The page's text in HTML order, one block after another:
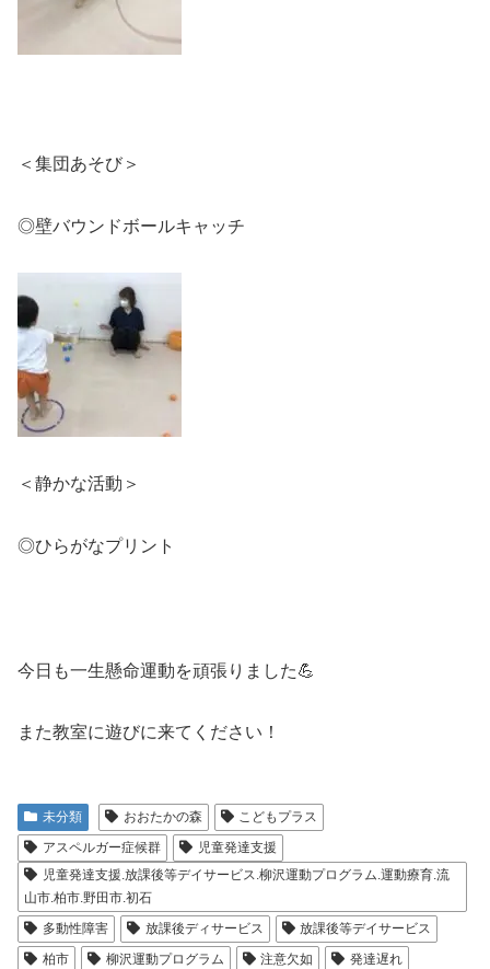
＜集団あそび＞
◎壁バウンドボールキャッチ
＜静かな活動＞
◎ひらがなプリント
今日も一生懸命運動を頑張りました💪
また教室に遊びに来てください！
未分類 おおたかの森
こどもプラス
アスペルガー症候群
児童発達支援
児童発達支援.放課後等デイサービス.柳沢運動プログラム.運動療育.流
山市.柏市.野田市.初石
多動性障害
放課後ディサービス
放課後等デイサービス
柏市
柳沢運動プログラム 注意欠如
発達遅れ